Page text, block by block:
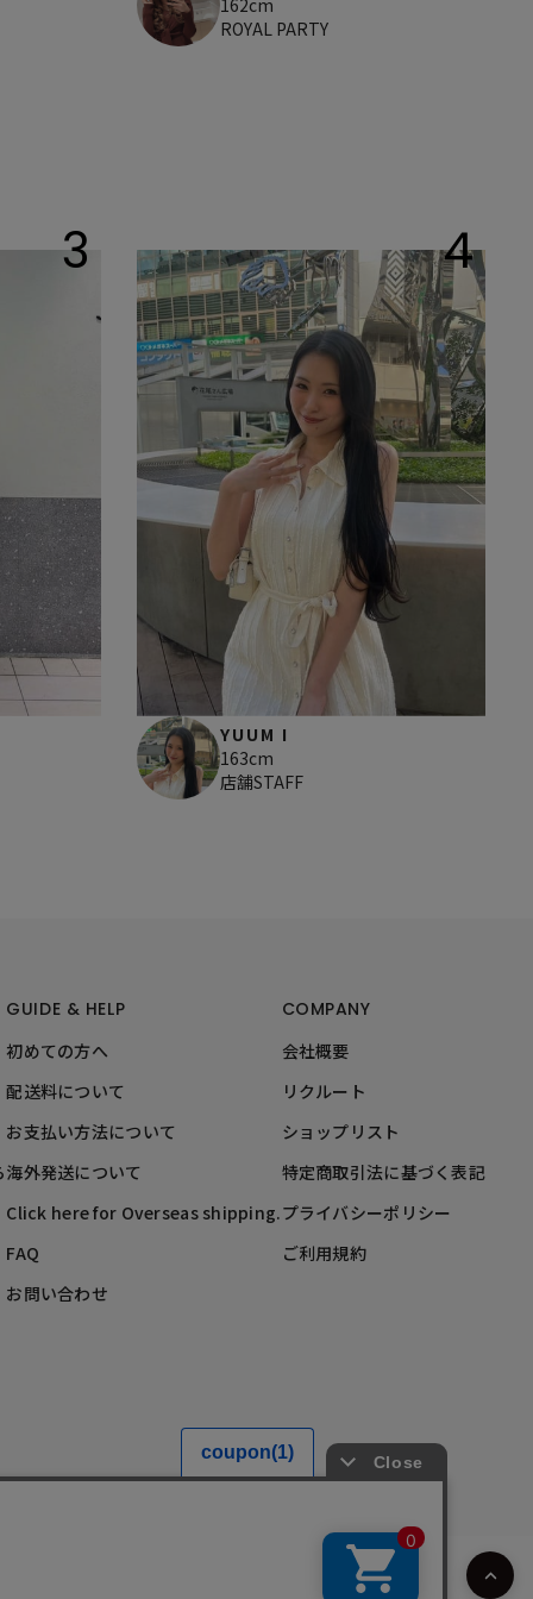
162cm
ROYAL PARTY
3 4
YUUM I
163cm
店舗STAFF
GUIDE & HELP
初めての方へ
配送料について
お支払い方法について
海外発送について
Click here for Overseas shipping.
FAQ
お問い合わせ
COMPANY
会社概要
リクルート
ショップリスト
特定商取引法に基づく表記
プライバシーポリシー
ご利用規約